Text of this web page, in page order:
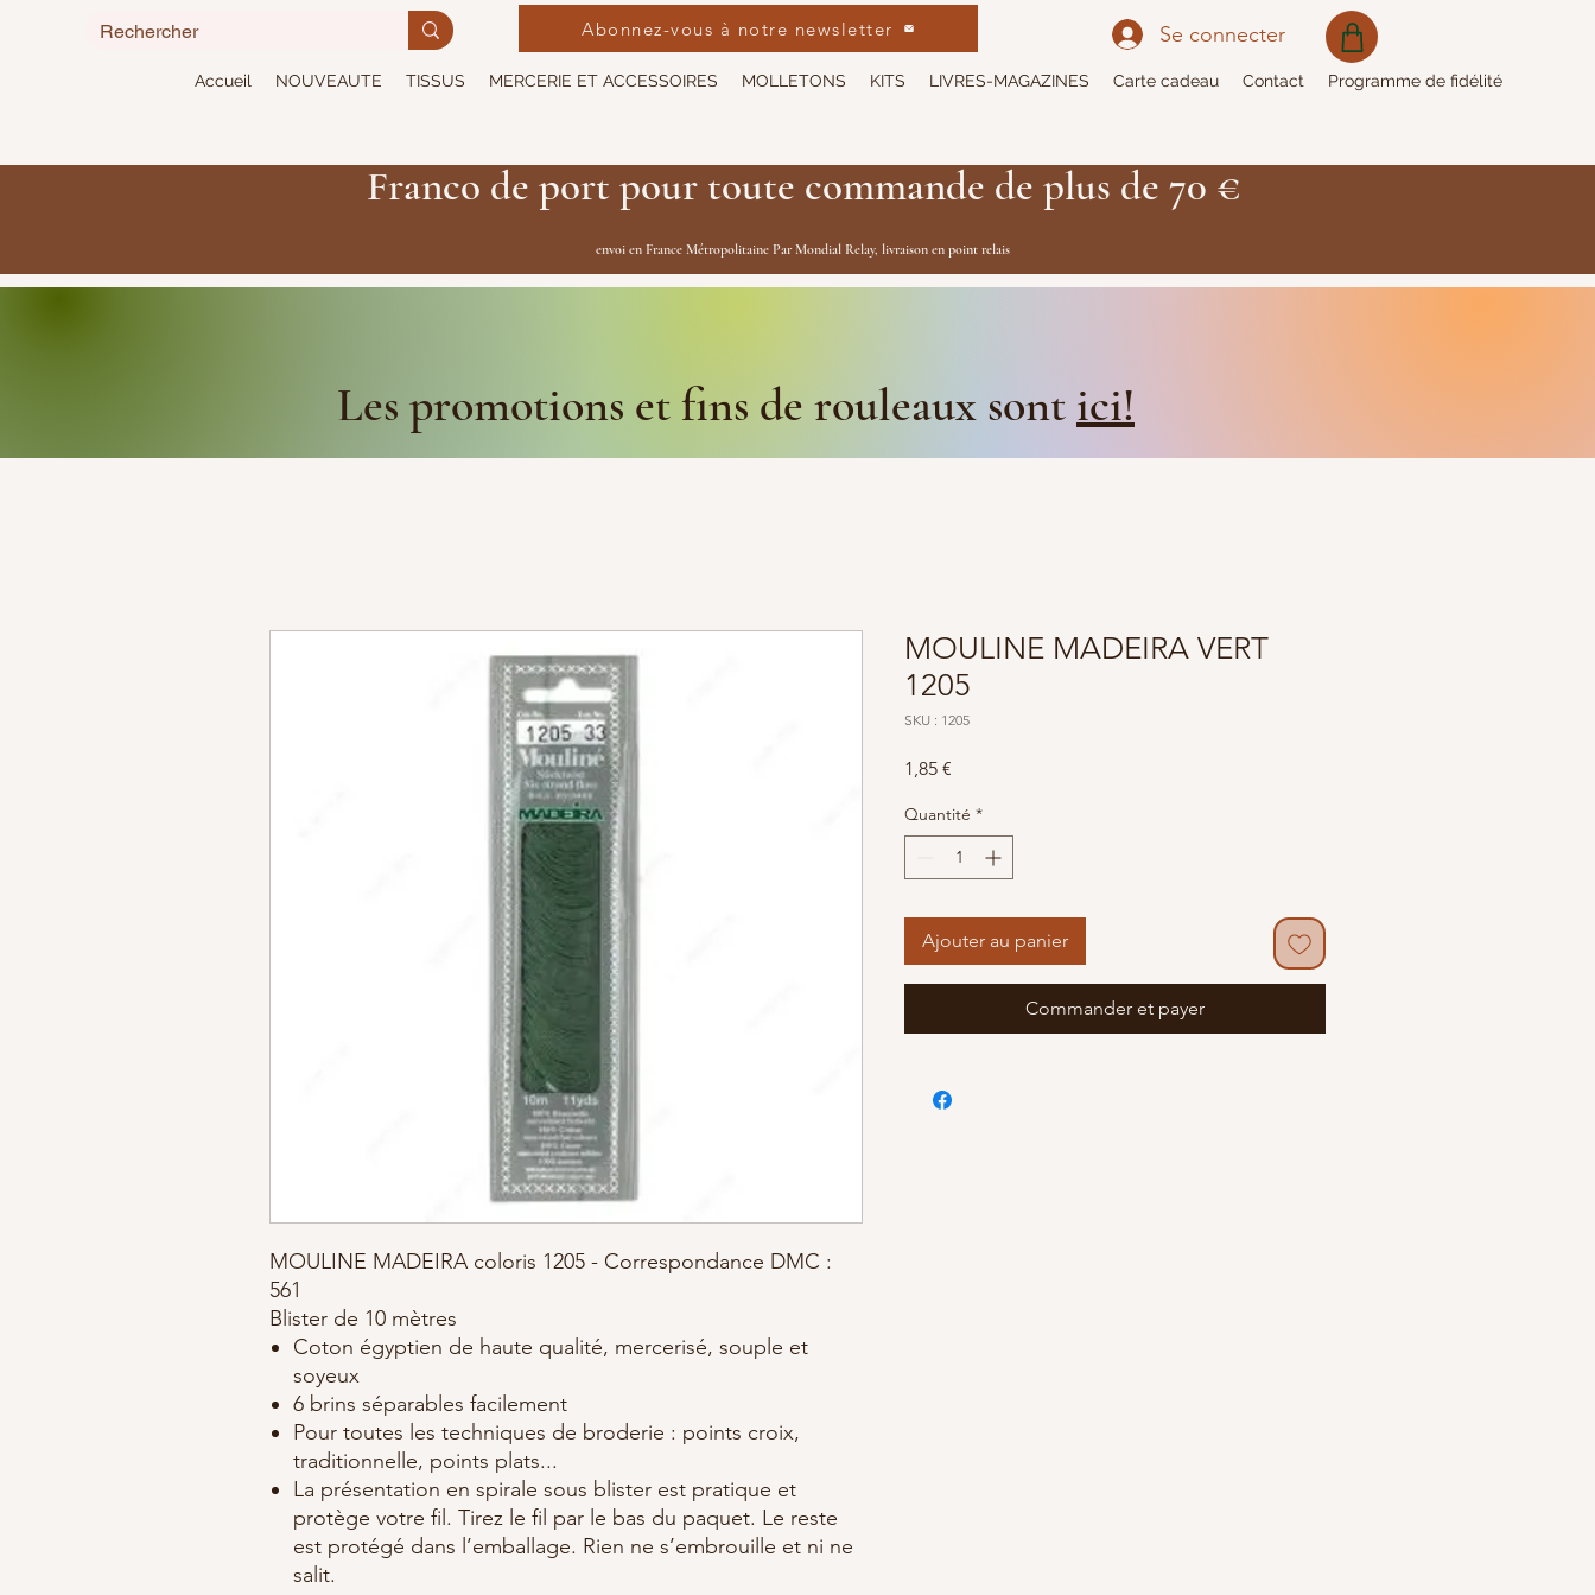
Accueil NOUVEAUTE TISSUS MERCERIE ET ACCESSOIRES MOLLETONS KITS LIVRES-MAGAZINES Carte cadeau Contact Programme de fidélité
Se connecter
Abonnez-vous à notre newsletter
Franco de port pour toute commande de plus de 70 €
envoi en France Métropolitaine Par Mondial Relay, livraison en point relais
Les promotions et fins de rouleaux sont ici!
MOULINE MADEIRA coloris 1205 - Correspondance DMC :
561
Blister de 10 mètres
Coton égyptien de haute qualité, mercerisé, souple et
soyeux
6 brins séparables facilement
Pour toutes les techniques de broderie : points croix,
traditionnelle, points plats...
La présentation en spirale sous blister est pratique et
protège votre fil. Tirez le fil par le bas du paquet. Le reste
est protégé dans l’emballage. Rien ne s’embrouille et ni ne
salit.
MOULINE MADEIRA VERT
1205
SKU : 1205
1,85 €
Quantité *
Ajouter au panier
Commander et payer